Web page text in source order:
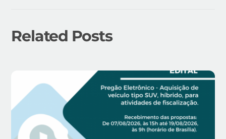
Related Posts